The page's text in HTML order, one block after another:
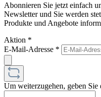
Abonnieren Sie jetzt einfach
Newsletter und Sie werden
Produkte und Angebote
Aktion *
E-Mail-Adresse *
Um weiterzugehen, geben